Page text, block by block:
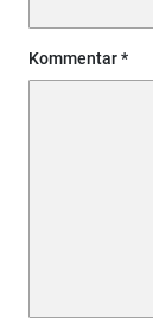
Kommentar